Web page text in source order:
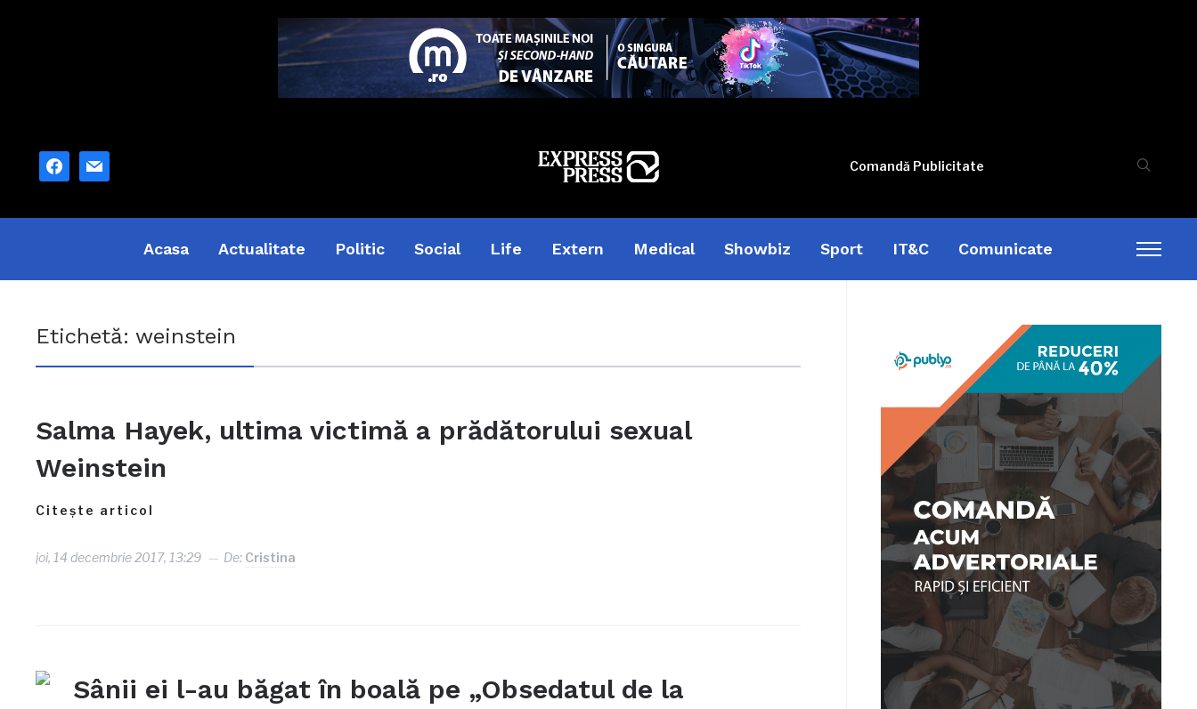
facebook
mail Comandă Publicitate
Acasa Actualitate Politic Social Life Extern Medical Showbiz Sport IT&C Comunicate
Etichetă:weinstein
Salma Hayek, ultima victimă a prădătorului sexual
Weinstein
Citește articol
joi, 14 decembrie 2017, 13:29 De: Cristina
Sânii ei l-au băgat în boală pe „Obsedatul de la